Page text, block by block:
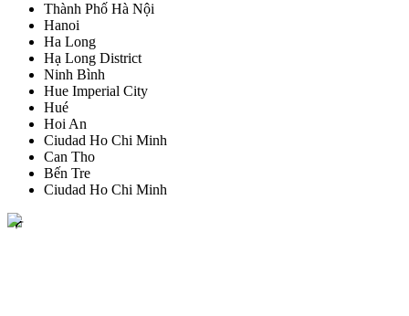
Thành Phố Hà Nội
Hanoi
Ha Long
Hạ Long District
Ninh Bình
Hue Imperial City
Hué
Hoi An
Ciudad Ho Chi Minh
Can Tho
Bến Tre
Ciudad Ho Chi Minh